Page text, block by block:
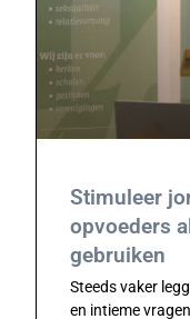
Stimuleer
opvoeders
gebruiken
Steeds vaker
en intieme